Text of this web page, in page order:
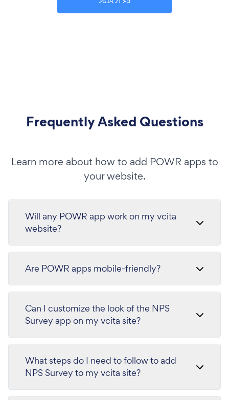
Frequently Asked Questions
Learn more about how to add POWR apps to
your website.
Will any POWR app work on my vcita
website?
Are POWR apps mobile-friendly?
Can I customize the look of the NPS
Survey app on my vcita site?
What steps do I need to follow to add
NPS Survey to my vcita site?